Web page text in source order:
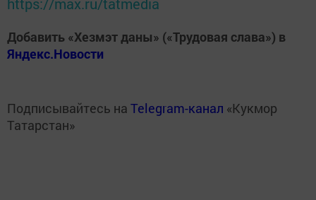
Добавить «Хезмэт даны» («Трудовая слава») в
Яндекс.Новости
Подписывайтесь на Telegram-канал «Кукмор
Татарстан»